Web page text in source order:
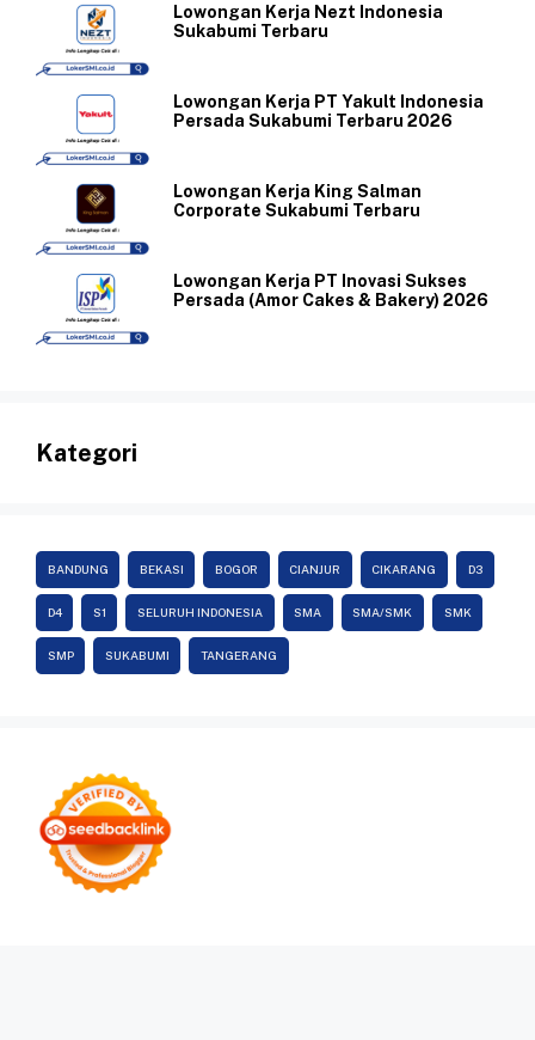
Lowongan Kerja Nezt Indonesia
Sukabumi Terbaru
Lowongan Kerja PT Yakult Indonesia
Persada Sukabumi Terbaru 2026
Lowongan Kerja King Salman
Corporate Sukabumi Terbaru
Lowongan Kerja PT Inovasi Sukses
Persada (Amor Cakes & Bakery) 2026
Kategori
BANDUNG BEKASI BOGOR CIANJUR CIKARANG D3
D4 S1 SELURUH INDONESIA SMA SMA/SMK SMK
SMP SUKABUMI TANGERANG